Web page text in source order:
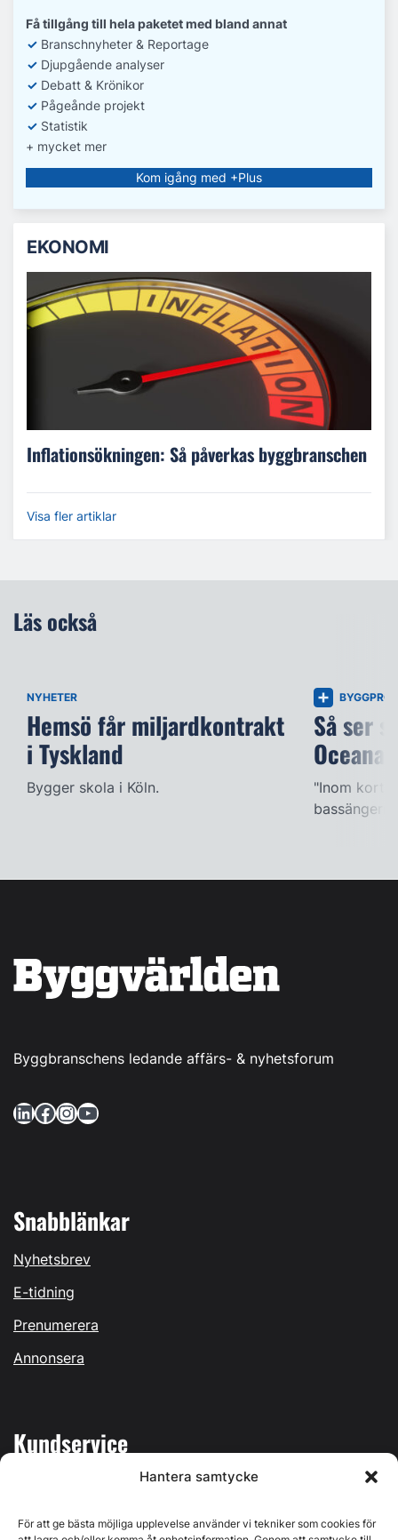
Hantera samtycke
För att ge bästa möjliga upplevelse använder vi tekniker som cookies för
Få tillgång till hela paketet med bland annat
✓ Branschnyheter & Reportage
✓ Djupgående analyser
✓ Debatt & Krönikor
✓ Pågeånde projekt
✓ Statistik
+ mycket mer
Kom igång med +Plus
EKONOMI
Inflationsökningen: Så påverkas byggbranschen
Visa fler artiklar
Läs också
NYHETER
Hemsö får miljardkontrakt
i Tyskland
Bygger skola i Köln.
Så ser
Oceana
"Inom kort
Byggbranschens ledande affärs- & nyhetsforum
LinkedIn Facebook InstagramYouTube
Snabblänkar
Nyhetsbrev
E-tidning
Prenumerera
Annonsera
Kundservice
Kontakta oss